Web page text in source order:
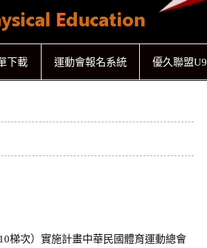
下載 運動會報名系統 優久聯盟U9
梯次）實施計畫中華民國體育運動總會